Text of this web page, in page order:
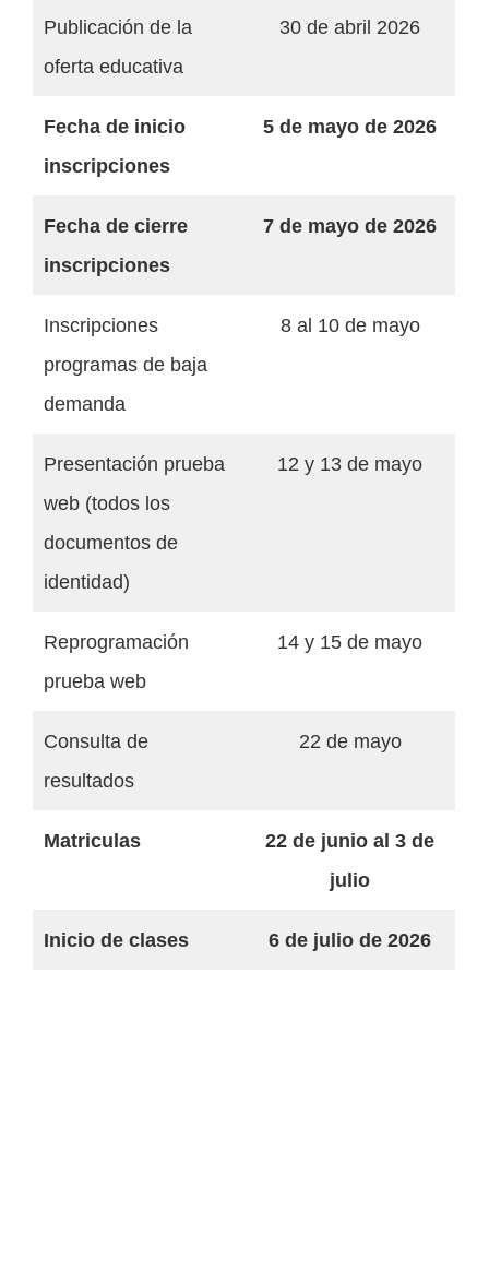
Publicación de la
oferta educativa
30 de abril 2026
Fecha de inicio
inscripciones
5 de mayo de 2026
Fecha de cierre
inscripciones
7 de mayo de 2026
Inscripciones
programas de baja
demanda
8 al 10 de mayo
Presentación prueba
web (todos los
documentos de
identidad)
12 y 13 de mayo
Reprogramación
prueba web
14 y 15 de mayo
Consulta de
resultados
22 de mayo
Matriculas
22 de junio al 3 de
julio
Inicio de clases 6 de julio de 2026